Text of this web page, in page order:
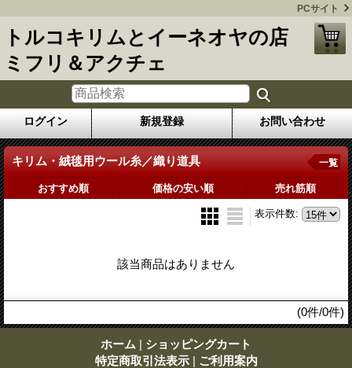
PCサイト
トルコキリムとイーネオヤの店
ミフリ＆アクチェ
ログイン 新規登録 お問い合わせ
キリム・絨毯用ウール糸／織り道具 一覧
おすすめ順 価格の安い順 売れ筋順
表示件数:
該当商品はありません
(0件/0件)
ホーム | ショッピングカート
特定商取引法表示 | ご利用案内